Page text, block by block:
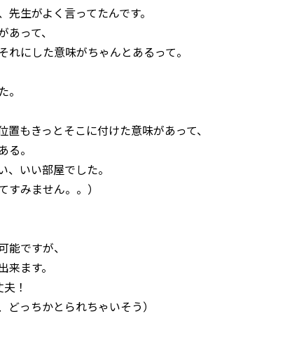
生がよく言ってたんです。
って、
れにした意味がちゃんとあるって。
置もきっとそこに付けた意味があって、
る。
いい部屋でした。
すみません。。）
能ですが、
ます。
！
どっちかとられちゃいそう）